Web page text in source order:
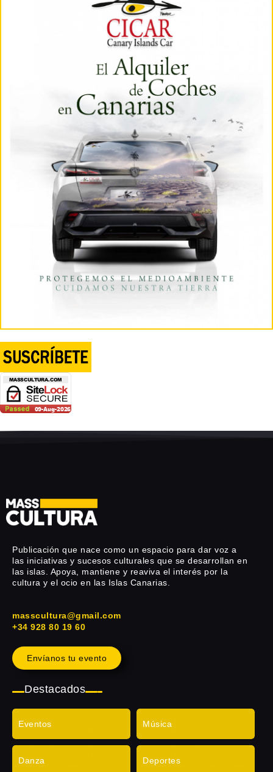
Publicación que nace como un espacio para dar voz a
las iniciativas y sucesos culturales que se desarrollan en
las islas. Apoya, mantiene y reaviva el interés por la
cultura y el ocio en las Islas Canarias.
masscultura@gmail.com
+34 928 80 19 60
Envíanos tu evento
Destacados
Eventos Música
Danza Deportes